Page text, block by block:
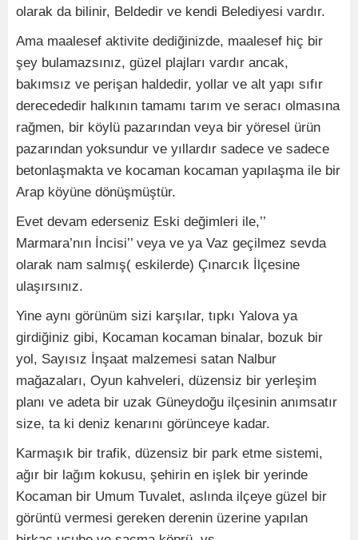
olarak da bilinir, Beldedir ve kendi Belediyesi vardır.
Ama maalesef aktivite dediğinizde, maalesef hiç bir
şey bulamazsınız, güzel plajları vardır ancak,
bakımsız ve perişan haldedir, yollar ve alt yapı sıfır
derecededir halkının tamamı tarım ve seracı olmasına
rağmen, bir köylü pazarından veya bir yöresel ürün
pazarından yoksundur ve yıllardır sadece ve sadece
betonlaşmakta ve kocaman kocaman yapılaşma ile bir
Arap köyüne dönüşmüştür.
Evet devam ederseniz Eski değimleri ile,’’
Marmara’nın İncisi’’ veya ve ya Vaz geçilmez sevda
olarak nam salmış( eskilerde) Çınarcık İlçesine
ulaşırsınız.
Yine aynı görünüm sizi karşılar, tıpkı Yalova ya
girdiğiniz gibi, Kocaman kocaman binalar, bozuk bir
yol, Sayısız İnşaat malzemesi satan Nalbur
mağazaları, Oyun kahveleri, düzensiz bir yerleşim
planı ve adeta bir uzak Güneydoğu ilçesinin anımsatır
size, ta ki deniz kenarını görünceye kadar.
Karmaşık bir trafik, düzensiz bir park etme sistemi,
ağır bir lağım kokusu, şehirin en işlek bir yerinde
Kocaman bir Umum Tuvalet, aslında ilçeye güzel bir
görüntü vermesi gereken derenin üzerine yapılan